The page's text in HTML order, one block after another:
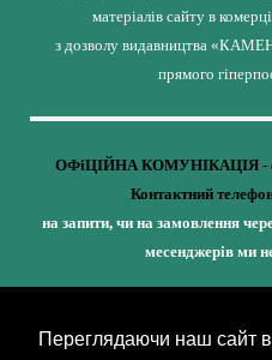
Переглядаючи наш сайт
матеріалів сайту в
з дозволу видавництва
прямого
ОФіЦІЙНА КОМУНІКАЦІЯ -
Контактний
на запити, чи на замовлення
месенджерів ми
Кожне наше видання -